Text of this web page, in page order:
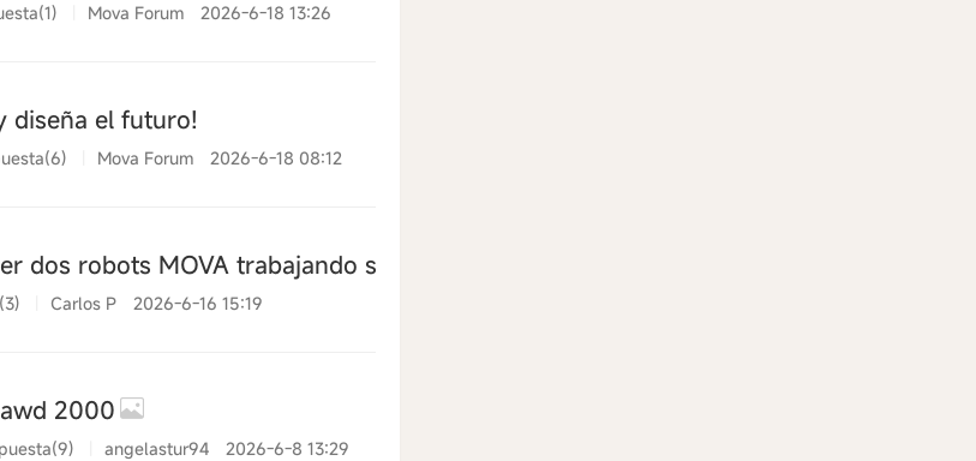
Mova Forum 2026-6-18 13:26
diseña el futuro!
Mova Forum 2026-6-18 08:12
dos robots MOVA trabajando simultáneamente
Carlos P 2026-6-16 15:19
2000
angelastur94 2026-6-8 13:29